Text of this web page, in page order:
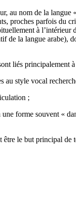
au nom de la
proches parfois du
à
de la langue arabe),
liés principalement
au style vocal
;
forme souvent «
être le but principal